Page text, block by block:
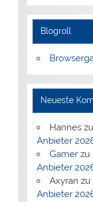
Blogroll
Neueste
Hanneszu
Anbieter
Gamerzu
Anbieter
Axyran zu
Anbieter